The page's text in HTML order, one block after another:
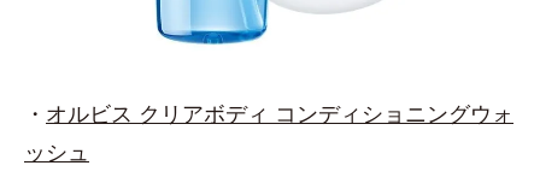
・ オルビス クリアボディ コンディショニングウォ
ッシュ